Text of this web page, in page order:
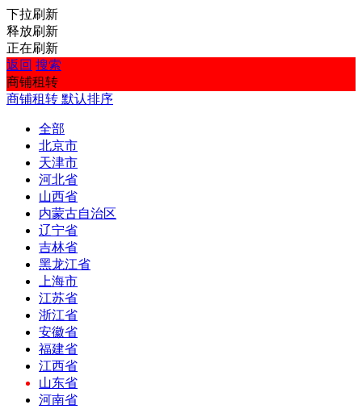
下拉刷新
释放刷新
正在刷新
返回 搜索
商铺租转
商铺租转 默认排序
全部
北京市
天津市
河北省
山西省
内蒙古自治区
辽宁省
吉林省
黑龙江省
上海市
江苏省
浙江省
安徽省
福建省
江西省
山东省
河南省